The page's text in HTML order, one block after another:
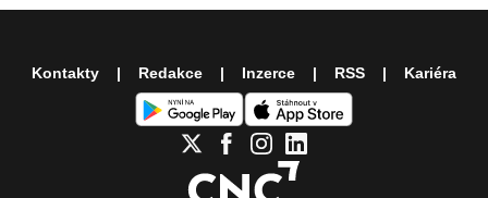
Kontakty Redakce Inzerce RSS Kariéra